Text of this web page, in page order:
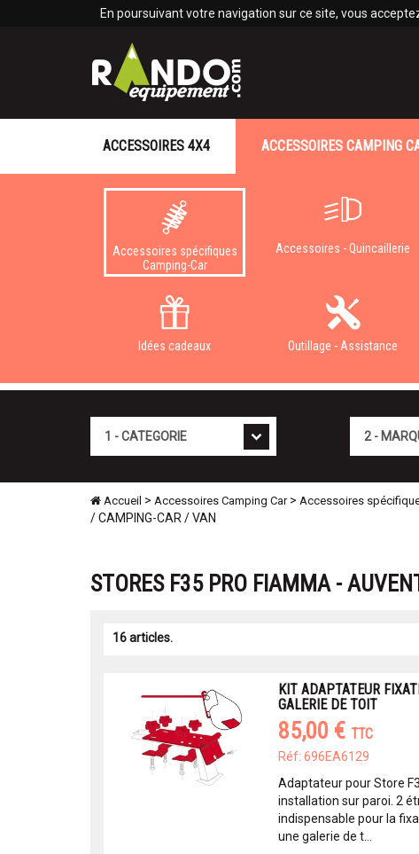
En poursuivant votre navigation sur ce site, vous
ACCESSOIRES 4X4 ACCESSOIRES CAMPING
Accessoires spécifiques
Camping-Car
Accessoires - Quincaillerie
Idées cadeaux Outillage - Assistance
Accueil > Accessoires Camping Car> Accessoires
/ CAMPING-CAR / VAN
STORES F35 PRO FIAMMA -
16 articles.
KIT ADAPTATEUR
GALERIE DE TOIT
85,00 € TTC
Réf: 696EA6129
Adaptateur pour Store
installation sur paroi. 2
indispensable pour la
une galerie de t...
Panneau de gestion des cookies